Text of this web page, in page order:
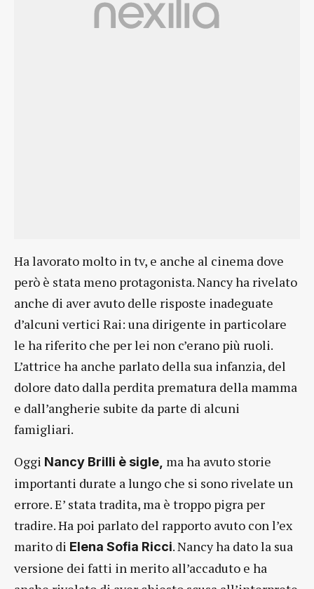
Ha lavorato molto in tv, e anche al cinema dove
però è stata meno protagonista. Nancy ha rivelato
anche di aver avuto delle risposte inadeguate
d’alcuni vertici Rai: una dirigente in particolare
le ha riferito che per lei non c’erano più ruoli.
L’attrice ha anche parlato della sua infanzia, del
dolore dato dalla perdita prematura della mamma
e dall’angherie subite da parte di alcuni
famigliari.
Oggi Nancy Brilli è sigle, ma ha avuto storie
importanti durate a lungo che si sono rivelate un
errore. E’ stata tradita, ma è troppo pigra per
tradire. Ha poi parlato del rapporto avuto con l’ex
marito di Elena Sofia Ricci. Nancy ha dato la sua
versione dei fatti in merito all’accaduto e ha